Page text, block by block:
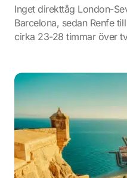
Inget direkttåg London-
Barcelona, sedan Renfe
cirka 23-28 timmar över